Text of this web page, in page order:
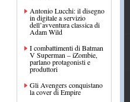
Antonio Lucchi: il disegno
in digitale a servizio
dell’avventura classica di
Adam Wild
I combattimenti di Batman
V Superman – iZombie,
parlano protagonisti e
produttori
Gli Avengers conquistano
la cover di Empire